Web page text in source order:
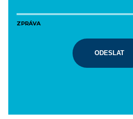
ZPRÁVA
ODESLAT